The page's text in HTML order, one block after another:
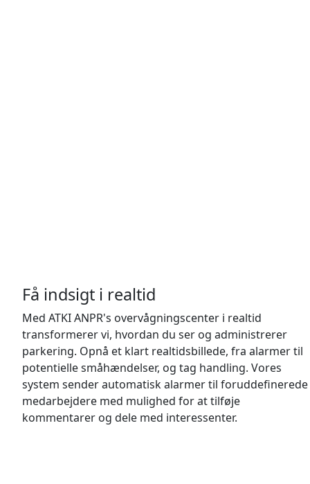
Få indsigt i realtid
Med ATKI ANPR's overvågningscenter i realtid
transformerer vi, hvordan du ser og administrerer
parkering. Opnå et klart realtidsbillede, fra alarmer til
potentielle småhændelser, og tag handling. Vores
system sender automatisk alarmer til foruddefinerede
medarbejdere med mulighed for at tilføje
kommentarer og dele med interessenter.